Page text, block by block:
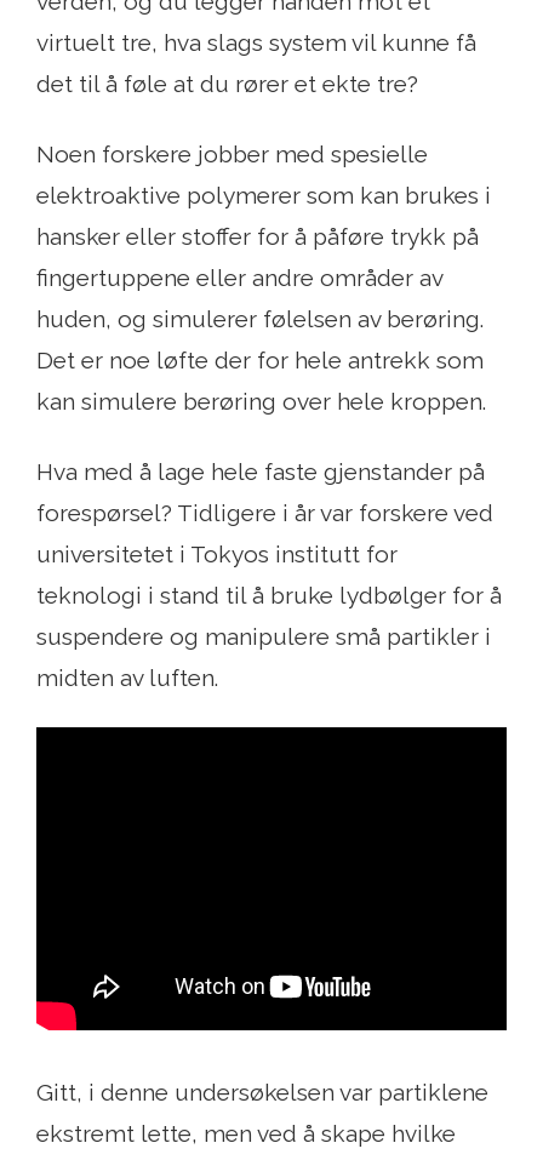
virtuelt tre, hva slags system vil kunne få
det til å føle at du rører et ekte tre?
Noen forskere jobber med spesielle
elektroaktive polymerer som kan brukes i
hansker eller stoffer for å påføre trykk på
fingertuppene eller andre områder av
huden, og simulerer følelsen av berøring.
Det er noe løfte der for hele antrekk som
kan simulere berøring over hele kroppen.
Hva med å lage hele faste gjenstander på
forespørsel? Tidligere i år var forskere ved
universitetet i Tokyos institutt for
teknologi i stand til å bruke lydbølger for å
suspendere og manipulere små partikler i
midten av luften.
Gitt, i denne undersøkelsen var partiklene
ekstremt lette, men ved å skape hvilke